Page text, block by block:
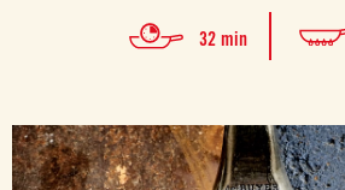
32 min